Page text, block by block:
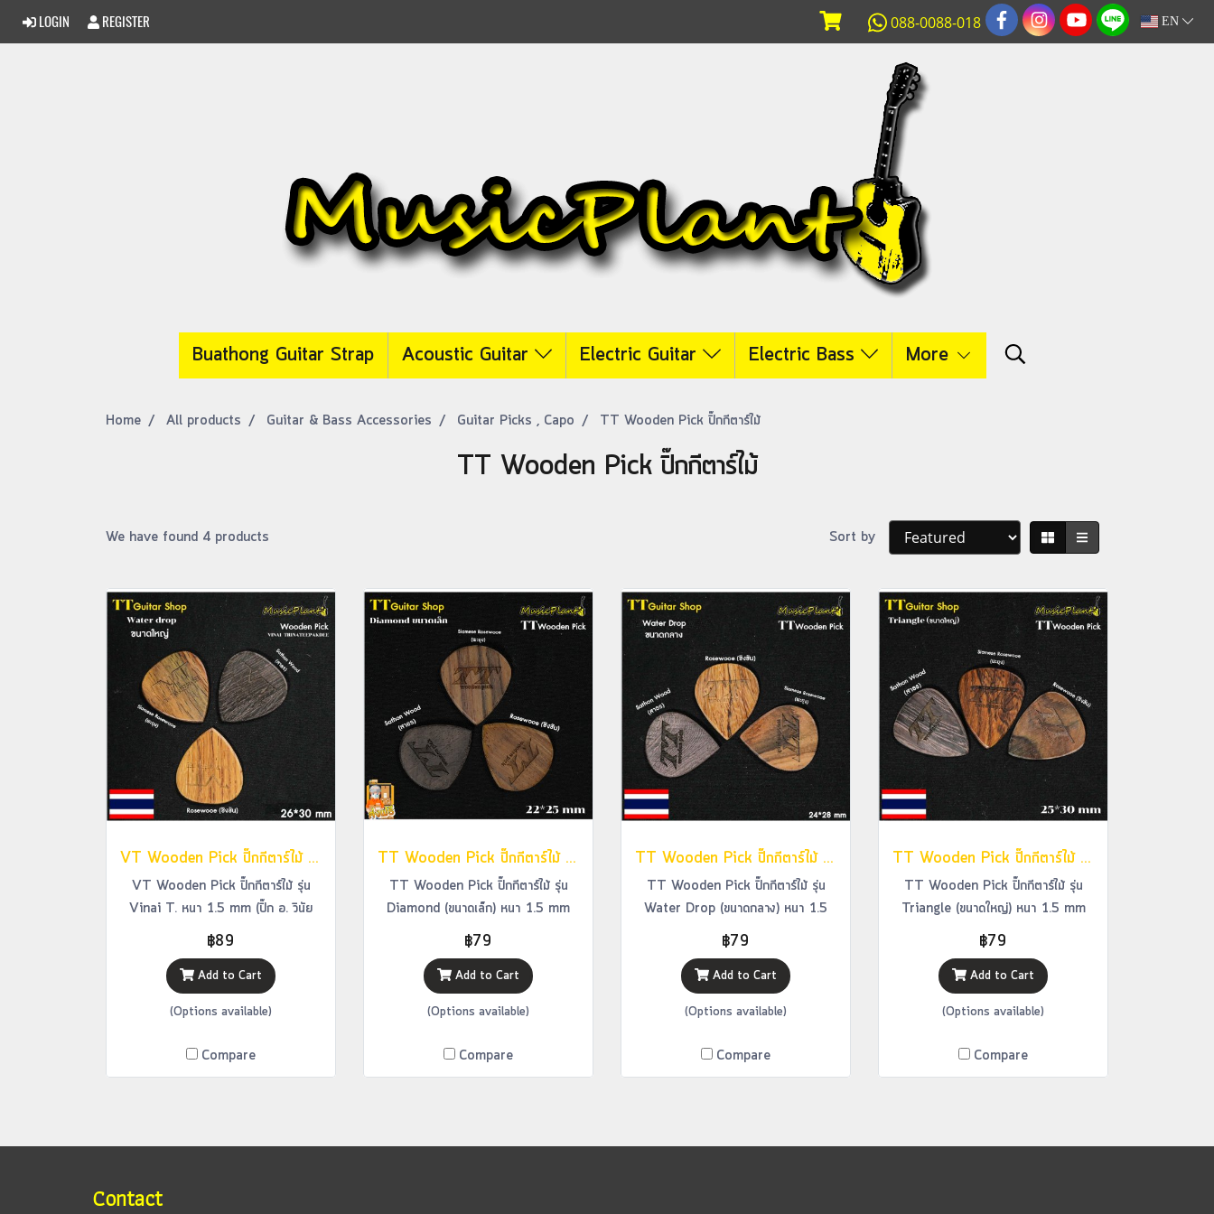
LOGIN REGISTER 088-0088-018 EN
Buathong Guitar Strap Acoustic Guitar Electric Guitar Electric Bass More
Home All products Guitar & Bass Accessories Guitar Picks , Capo TT Wooden Pick ปิ๊กกีตาร์ไม้
TT Wooden Pick ปิ๊กกีตาร์ไม้
We have found 4 products Sort by
VT Wooden Pick ปิ๊กกีตาร์ไม้ รุ่น Vinai T. หนา 1.5 mm (ปิ๊ก อ. วินัย ไตรนทีภักดี Signature)
VT Wooden Pick ปิ๊กกีตาร์ไม้ รุ่น
Vinai T. หนา 1.5 mm (ปิ๊ก อ. วินัย
ไตรนทีภักดี Signature)
฿89
Add to Cart
(Options available)
Compare
TT Wooden Pick ปิ๊กกีตาร์ไม้ รุ่น Diamond (ขนาดเล็ก) หนา 1.5 mm
TT Wooden Pick ปิ๊กกีตาร์ไม้ รุ่น
Diamond (ขนาดเล็ก) หนา 1.5 mm
฿79
Add to Cart
(Options available)
Compare
TT Wooden Pick ปิ๊กกีตาร์ไม้ รุ่น Water Drop (ขนาดกลาง) หนา 1.5 mm
TT Wooden Pick ปิ๊กกีตาร์ไม้ รุ่น
Water Drop (ขนาดกลาง) หนา 1.5
mm
฿79
Add to Cart
(Options available)
Compare
TT Wooden Pick ปิ๊กกีตาร์ไม้ รุ่น Triangle (ขนาดใหญ่) หนา 1.5 mm
TT Wooden Pick ปิ๊กกีตาร์ไม้ รุ่น
Triangle (ขนาดใหญ่) หนา 1.5 mm
฿79
Add to Cart
(Options available)
Compare
Contact